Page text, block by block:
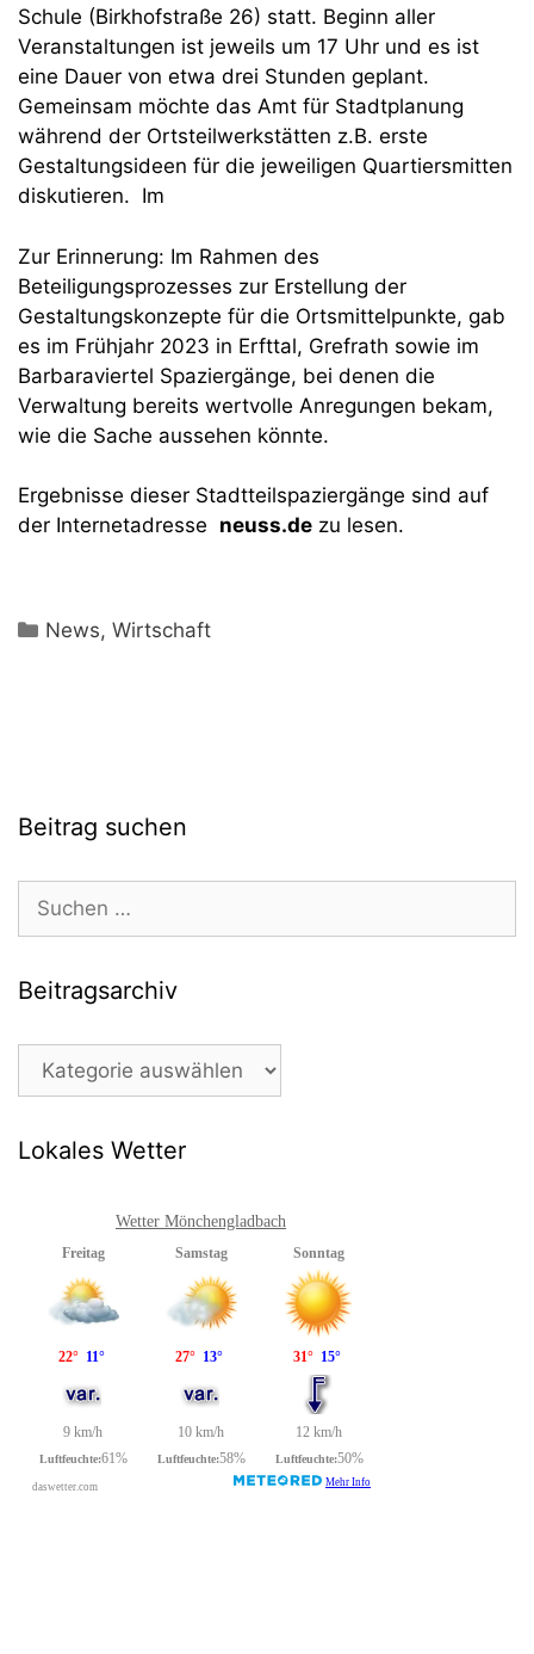
Schule (Birkhofstraße 26) statt. Beginn aller
Veranstaltungen ist jeweils um 17 Uhr und es ist
eine Dauer von etwa drei Stunden geplant.
Gemeinsam möchte das Amt für Stadtplanung
während der Ortsteilwerkstätten z.B. erste
Gestaltungsideen für die jeweiligen Quartiersmitten
diskutieren. Im
Zur Erinnerung: Im Rahmen des
Beteiligungsprozesses zur Erstellung der
Gestaltungskonzepte für die Ortsmittelpunkte, gab
es im Frühjahr 2023 in Erfttal, Grefrath sowie im
Barbaraviertel Spaziergänge, bei denen die
Verwaltung bereits wertvolle Anregungen bekam,
wie die Sache aussehen könnte.
Ergebnisse dieser Stadtteilspaziergänge sind auf
der Internetadresse neuss.de zu lesen.
Kategorien
News,Wirtschaft
Beitrag suchen
nach:
Beitragsarchiv
Beitragsarchiv
Lokales Wetter
Wetter Mönchengladbach